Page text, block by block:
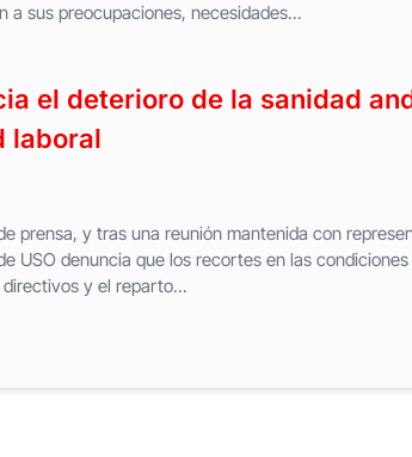
a sus preocupaciones, necesidades...
el deterioro de la sanidad
laboral
prensa, y tras una reunión mantenida con
USO denuncia que los recortes en las
y el reparto...